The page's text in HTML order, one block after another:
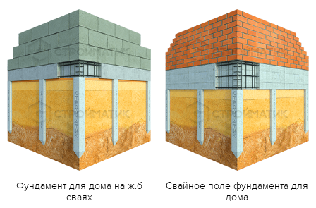
Фундамент для дома на ж.б
сваях
Свайное поле фундамента для
дома